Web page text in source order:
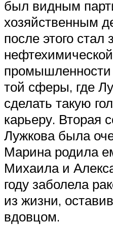
был видным
хозяйственным
после этого
нефтехимической
той сферы, где
сделать такую
карьеру. Вторая
Лужкова была
Марина родила
Михаила и
году заболела
из жизни,
вдовцом.